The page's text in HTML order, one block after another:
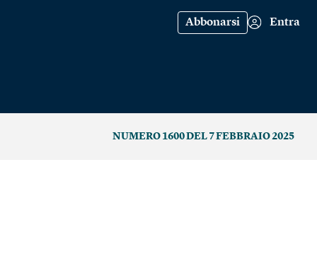
Abbonarsi Entra
NUMERO 1600 DEL 7 FEBBRAIO 2025